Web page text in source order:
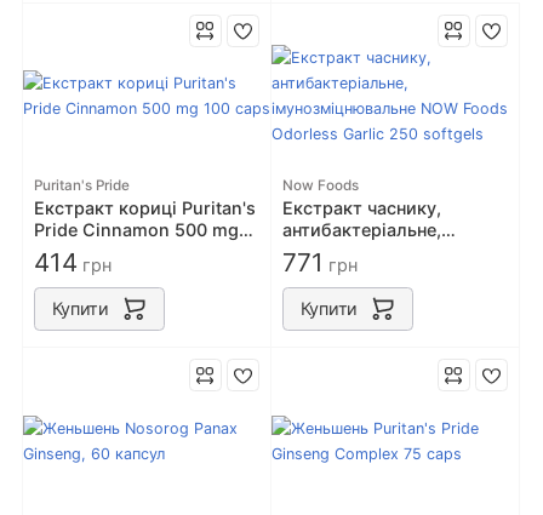
Puritan's Pride
Екстракт кориці Puritan's
Pride Cinnamon 500 mg
100 caps
414 грн
Купити
Now Foods
Екстракт часнику,
антибактеріальне,
імунозміцнювальне NOW
Foods Odorless Garlic 250
softgels
771 грн
Купити